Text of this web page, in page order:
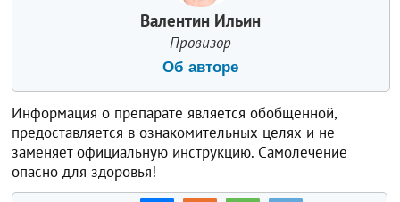
Валентин Ильин
Провизор
Об авторе
Информация о препарате является обобщенной,
предоставляется в ознакомительных целях и не
заменяет официальную инструкцию. Самолечение
опасно для здоровья!